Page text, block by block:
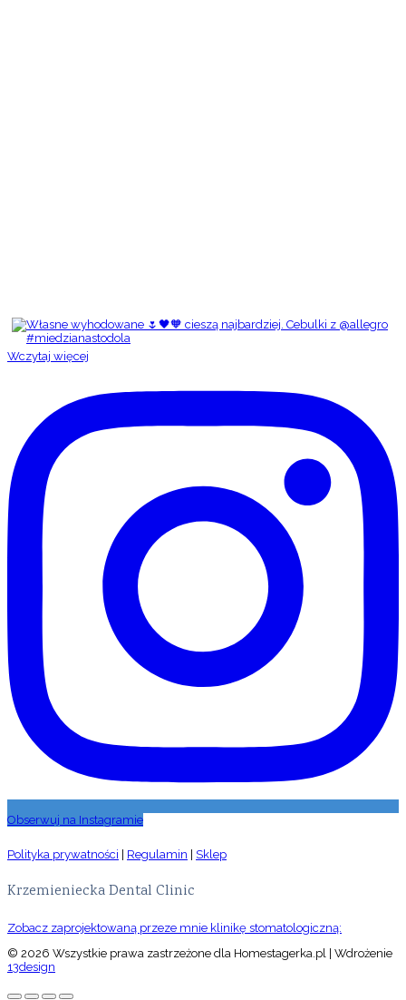
Wczytaj więcej
Obserwuj na Instagramie
Polityka prywatności Regulamin Sklep
Krzemieniecka Dental Clinic
Zobacz zaprojektowaną przeze mnie klinikę stomatologiczną:
© 2026 Wszystkie prawa zastrzeżone dla Homestagerka.pl | Wdrożenie
13design